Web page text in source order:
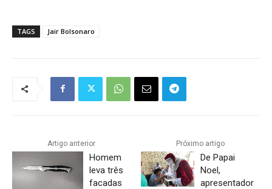
TAGS Jair Bolsonaro
Artigo anterior
Homem
leva três
facadas
Próximo artigo
De Papai
Noel,
apresentador